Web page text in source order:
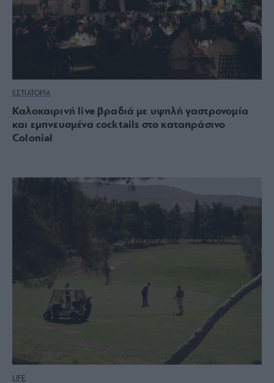
ΕΣΤΙΑΤΟΡΙΑ
Καλοκαιρινή live βραδιά με υψηλή γαστρονομία
και εμπνευσμένα cocktails στο καταπράσινο
Colonial
LIFE